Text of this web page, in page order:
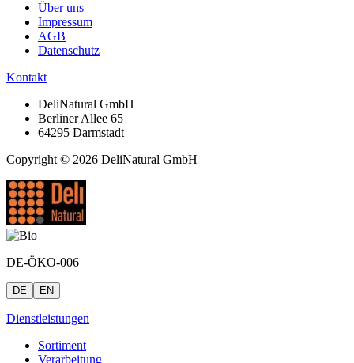
Über uns
Impressum
AGB
Datenschutz
Kontakt
DeliNatural GmbH
Berliner Allee 65
64295 Darmstadt
Copyright © 2026 DeliNatural GmbH
DE-ÖKO-006
DE EN
Dienstleistungen
Sortiment
Verarbeitung